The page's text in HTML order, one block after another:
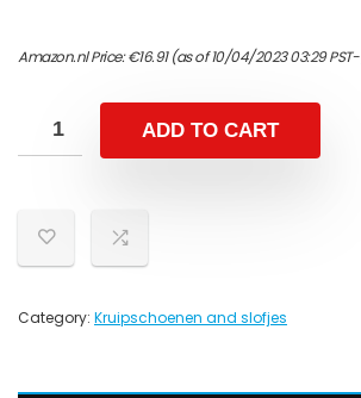
Amazon.nl Price:€16.91(as of 10/04/2023 03:29 PST-
ADD TO CART
Category: Kruipschoenen and slofjes